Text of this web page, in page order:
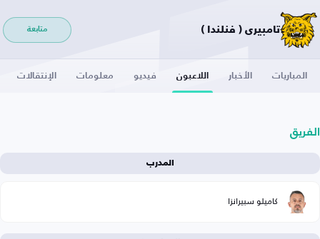
تامبيري ( فنلندا ) متابعة
المباريات الأخبار اللاعبون فيديو معلومات الإنتقالات
الفريق
المدرب
كاميلو سبيرانزا